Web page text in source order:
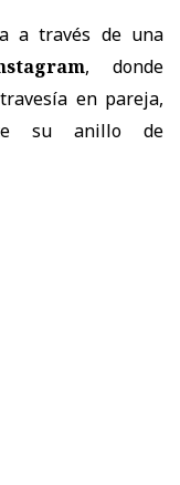
a través de una
, donde
en pareja,
su anillo de